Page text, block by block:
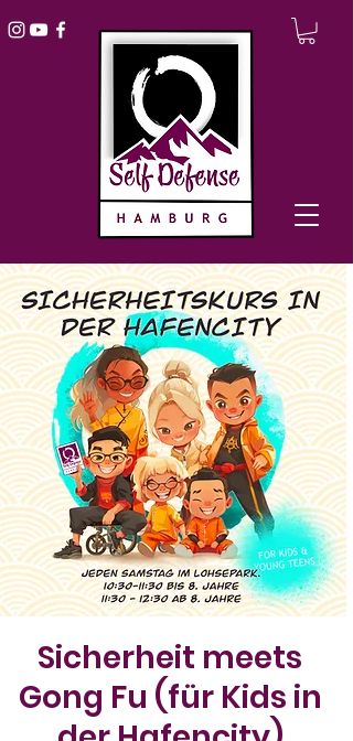
Sicherheit meets
Gong Fu (für Kids in